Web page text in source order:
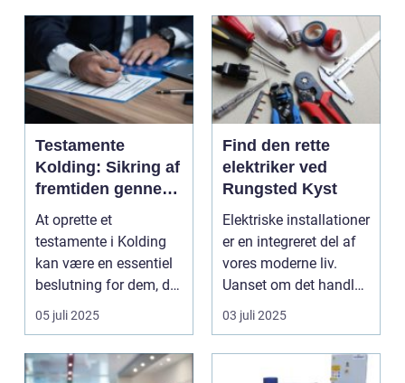
Testamente
Kolding: Sikring af
fremtiden gennem
juridisk
dokumentation
At oprette et
testamente i Kolding
kan være en essentiel
beslutning for dem, der
ønsker...
05 juli 2025
Find den rette
elektriker ved
Rungsted Kyst
Elektriske installationer
er en integreret del af
vores moderne liv.
Uanset om det handler
om belysn...
03 juli 2025